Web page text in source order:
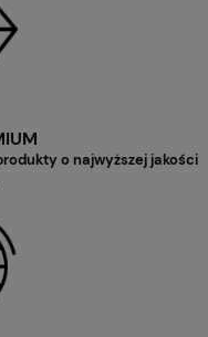
o najwyższej jakości